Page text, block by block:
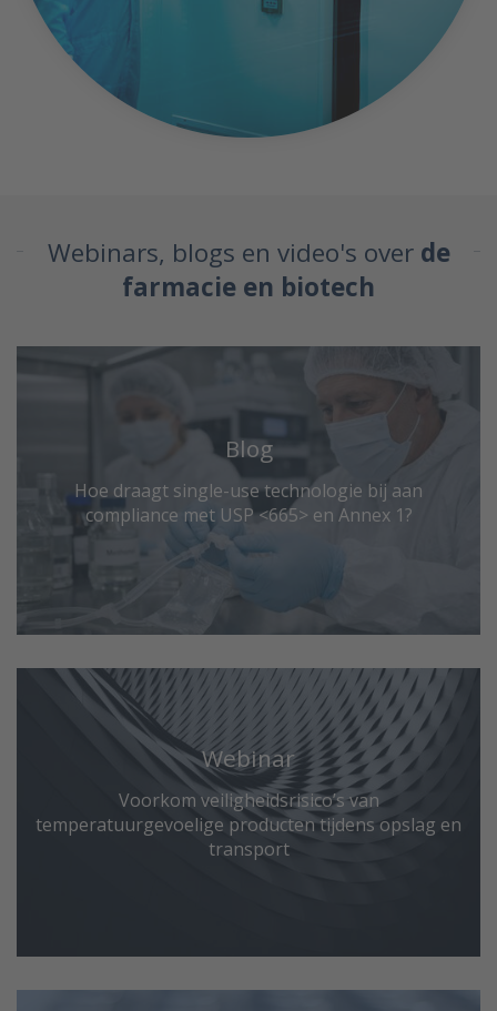
Webinars, blogs en video's overde
farmacie en biotech
Blog
Hoe draagt single-use technologie bij aan
compliance met USP <665> en Annex 1?
Webinar
Voorkom veiligheidsrisico’s van
temperatuurgevoelige producten tijdens opslag en
transport